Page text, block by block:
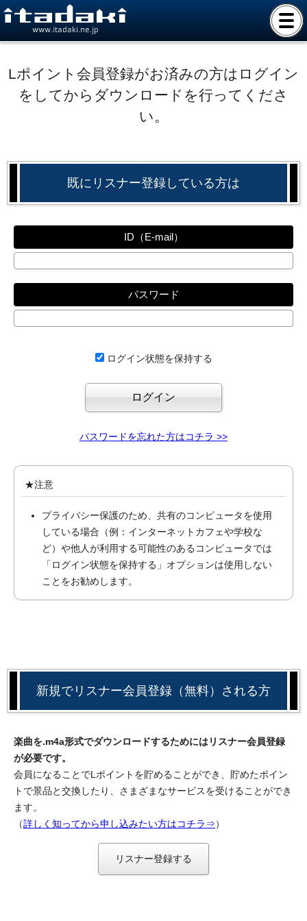
www.itadaki.ne.jp
Lポイント会員登録がお済みの方はログイン
をしてからダウンロードを行ってくださ
い。
既にリスナー登録している方は
ID（E-mail）
パスワード
ログイン状態を保持する
パスワードを忘れた方はコチラ >>
★注意
プライバシー保護のため、共有のコンピュータを使用
している場合（例：インターネットカフェや学校な
ど）や他人が利用する可能性のあるコンピュータでは
「ログイン状態を保持する」オプションは使用しない
ことをお勧めします。
新規でリスナー会員登録（無料）される方
楽曲を.m4a形式でダウンロードするためにはリスナー会員登録
が必要です。
会員になることでLポイントを貯めることができ、貯めたポイン
トで景品と交換したり、さまざまなサービスを受けることができ
ます。
（詳しく知ってから申し込みたい方はコチラ⇒）
リスナー登録する